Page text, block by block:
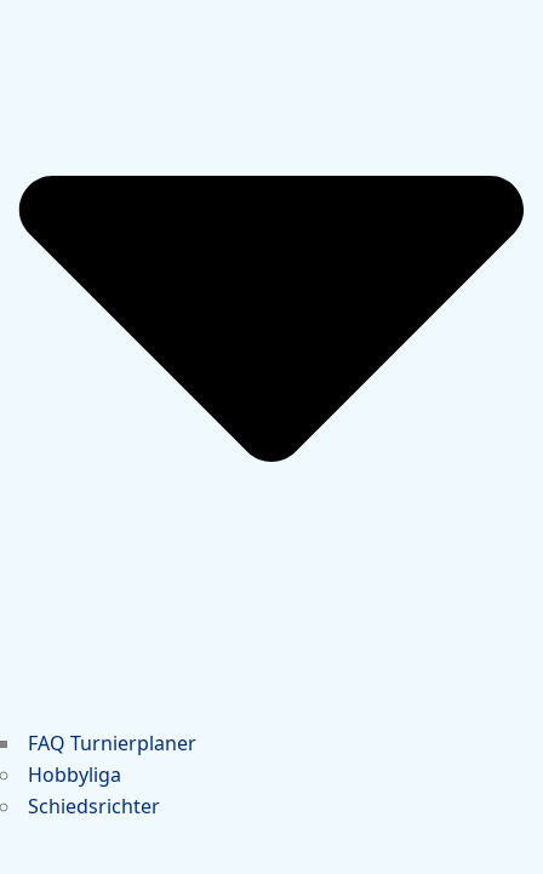
FAQ Turnierplaner
Hobbyliga
Schiedsrichter